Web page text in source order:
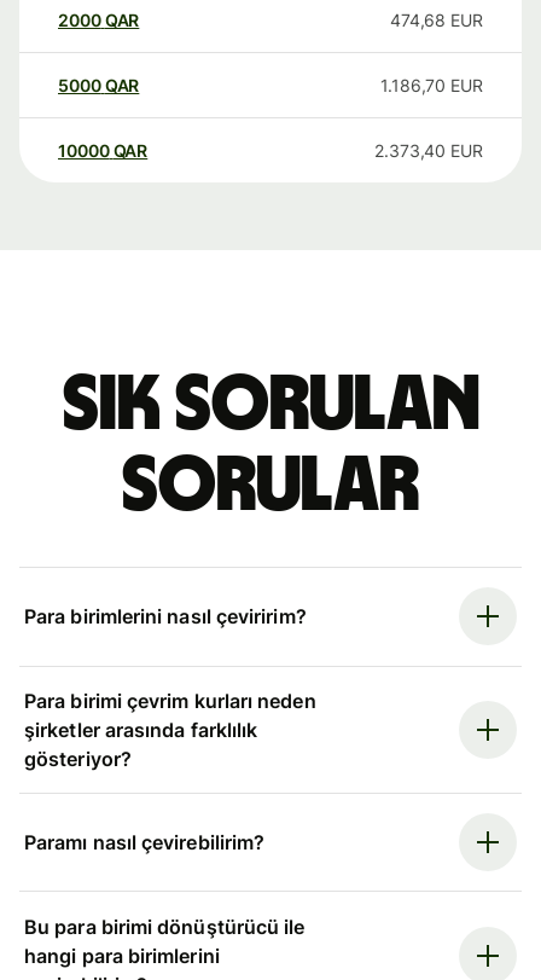
2000QAR 474,68 EUR
5000QAR 1.186,70 EUR
10000 QAR 2.373,40 EUR
Sık sorulan
sorular
Para birimlerini nasıl çeviririm?
Para birimi çevrim kurları neden
şirketler arasında farklılık
gösteriyor?
Paramı nasıl çevirebilirim?
Bu para birimi dönüştürücü ile
hangi para birimlerini